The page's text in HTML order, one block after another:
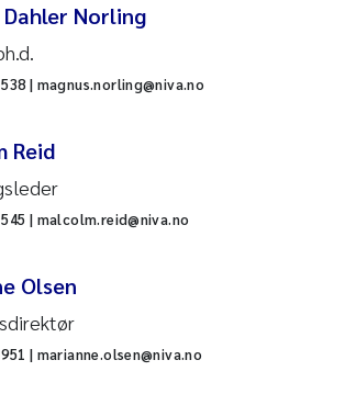
Dahler Norling
| magnus.norling@niva.no
Reid
| malcolm.reid@niva.no
Olsen
| marianne.olsen@niva.no